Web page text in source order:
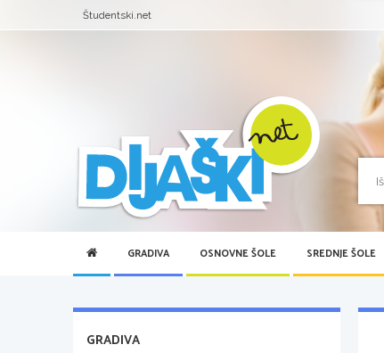
Študentski.net
GRADIVA OSNOVNE ŠOLE SREDNJE ŠOLE
GRADIVA